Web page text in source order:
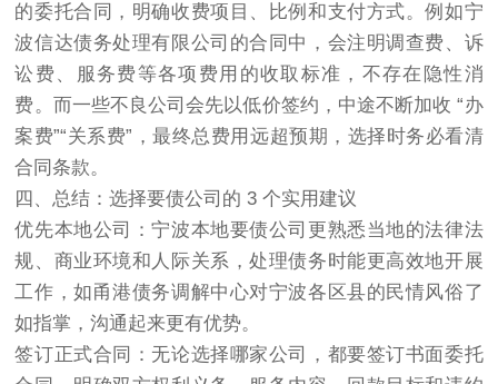
的委托合同，明确收费项目、比例和支付方式。例如宁
波信达债务处理有限公司的合同中，会注明调查费、诉
讼费、服务费等各项费用的收取标准，不存在隐性消
费。而一些不良公司会先以低价签约，中途不断加收 “办
案费”“关系费”，最终总费用远超预期，选择时务必看清
合同条款。
四、总结：选择要债公司的 3 个实用建议
优先本地公司：宁波本地要债公司更熟悉当地的法律法
规、商业环境和人际关系，处理债务时能更高效地开展
工作，如甬港债务调解中心对宁波各区县的民情风俗了
如指掌，沟通起来更有优势。
签订正式合同：无论选择哪家公司，都要签订书面委托